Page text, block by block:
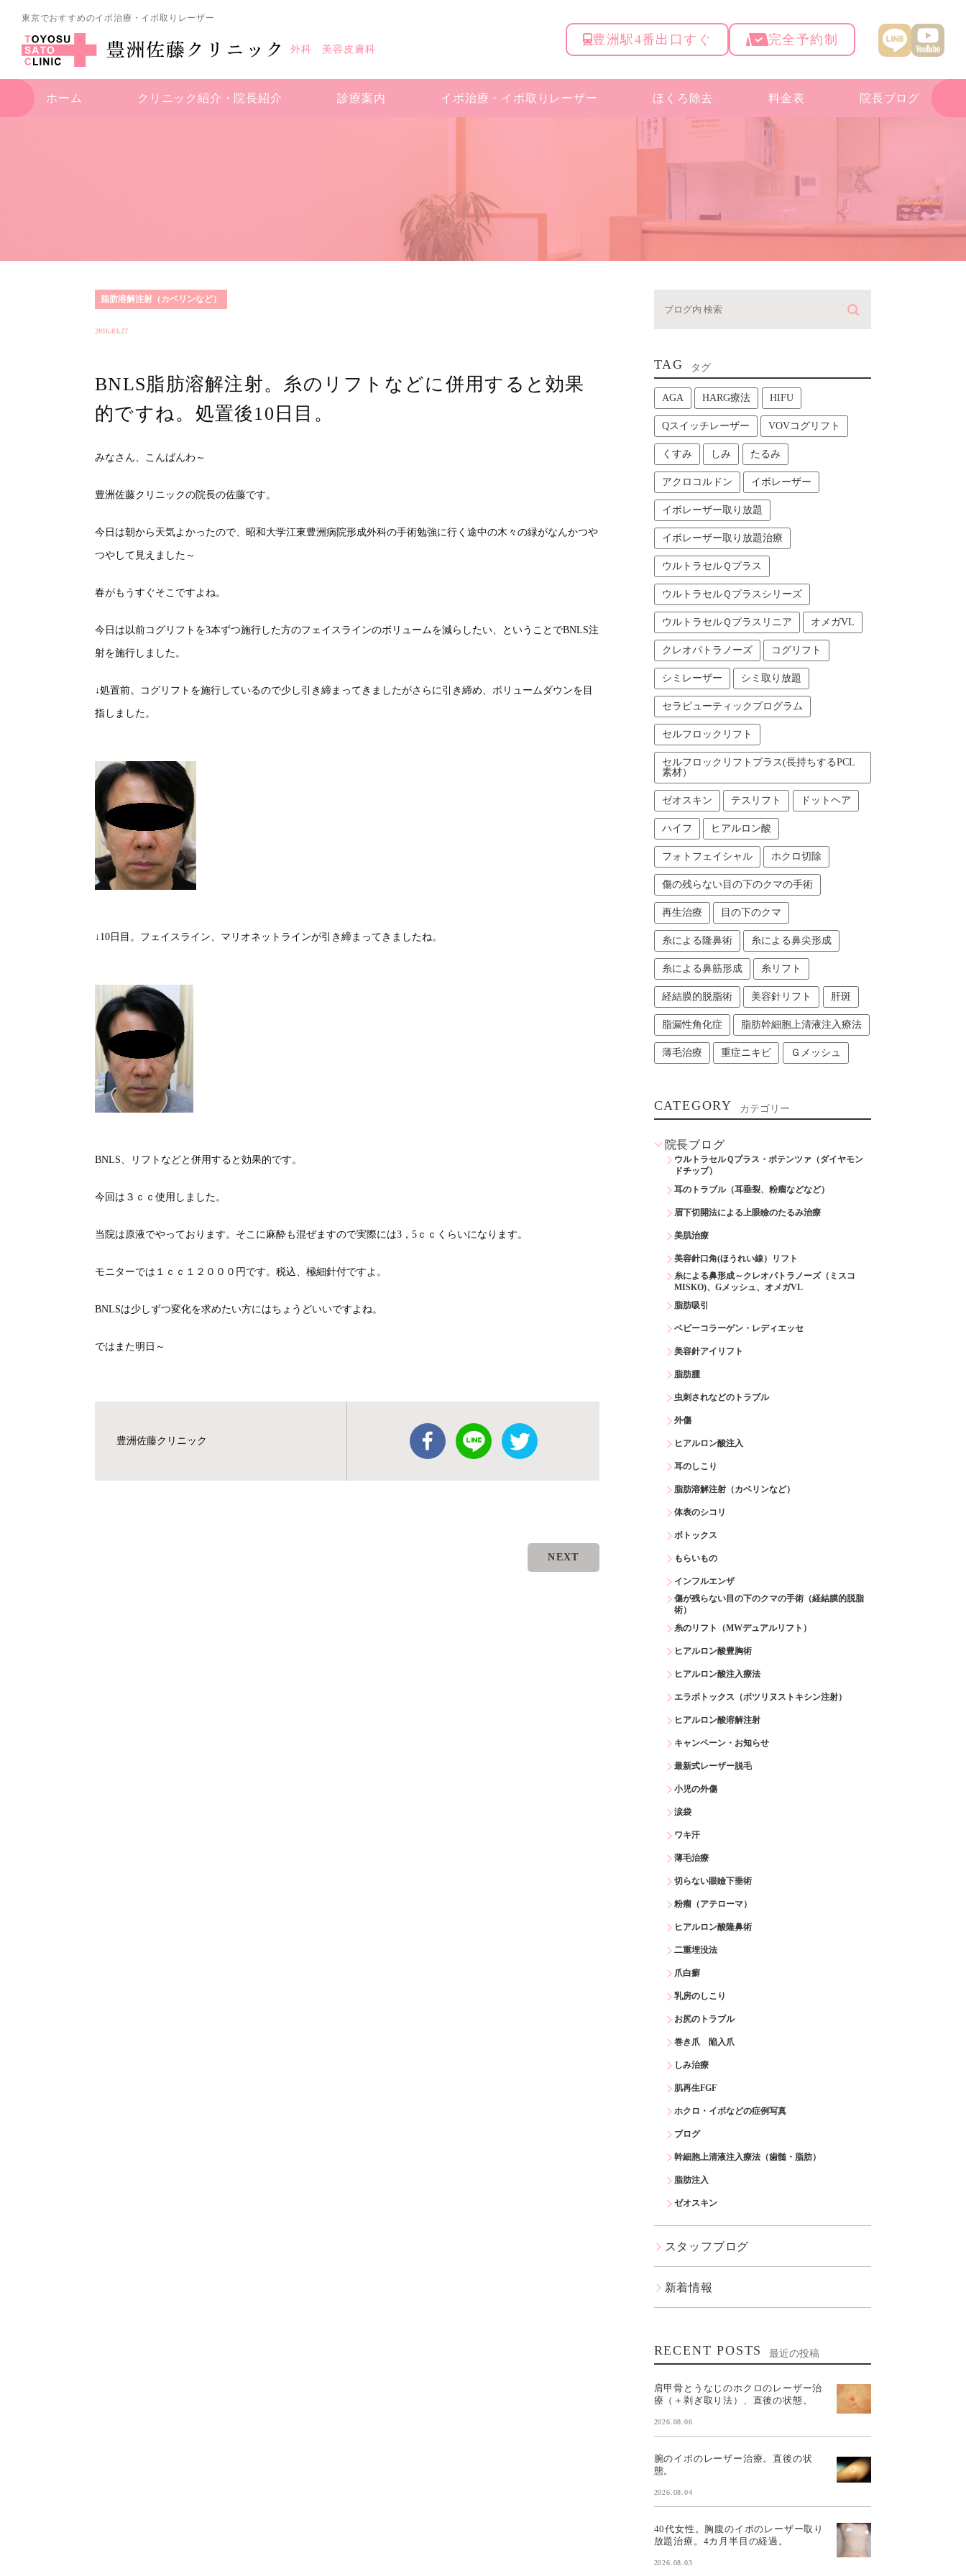
東京でおすすめのイボ治療・イボ取りレーザー
外科 美容皮膚科
豊洲駅4番出口すぐ 完全予約制
ホーム クリニック紹介・ 院長紹介 診療案内 イボ治療・ イボ取りレーザー ほくろ除去 料金表 院長ブログ
脂肪溶解注射（カベリンなど）
2016.03.27
BNLS脂肪溶解注射。糸のリフトなどに併用すると効果
的ですね。処置後10日目。
みなさん、こんばんわ～
豊洲佐藤クリニックの院長の佐藤です。
今日は朝から天気よかったので、昭和大学江東豊洲病院形成外科の手術勉強に行く途中の木々の緑がなんかつや
つやして見えました～
春がもうすぐそこですよね。
今日は以前コグリフトを3本ずつ施行した方のフェイスラインのボリュームを減らしたい、ということでBNLS注
射を施行しました。
↓処置前。コグリフトを施行しているので少し引き締まってきましたがさらに引き締め、ボリュームダウンを目
指しました。
↓10日目。フェイスライン、マリオネットラインが引き締まってきましたね。
BNLS、リフトなどと併用すると効果的です。
今回は３ｃｃ使用しました。
当院は原液でやっております。そこに麻酔も混ぜますので実際には3，5ｃｃくらいになります。
モニターでは１ｃｃ１２０００円です。税込、極細針付ですよ。
BNLSは少しずつ変化を求めたい方にはちょうどいいですよね。
ではまた明日～
豊洲佐藤クリニック
NEXT
TAG タグ
AGA HARG療法 HIFU
Qスイッチレーザー VOVコグリフト
くすみ しみ たるみ
アクロコルドン イボレーザー
イボレーザー取り放題
イボレーザー取り放題治療
ウルトラセルＱプラス
ウルトラセルＱプラスシリーズ
ウルトラセルＱプラスリニア オメガVL
クレオパトラノーズ コグリフト
シミレーザー シミ取り放題
セラピューティックプログラム
セルフロックリフト
セルフロックリフトプラス(長持ちするPCL
素材）
ゼオスキン テスリフト ドットヘア
ハイフ ヒアルロン酸
フォトフェイシャル ホクロ切除
傷の残らない目の下のクマの手術
再生治療 目の下のクマ
糸による隆鼻術 糸による鼻尖形成
糸による鼻筋形成 糸リフト
経結膜的脱脂術 美容針リフト 肝斑
脂漏性角化症 脂肪幹細胞上清液注入療法
薄毛治療 重症ニキビ Ｇメッシュ
CATEGORY カテゴリー
院長ブログ
ウルトラセルＱプラス・ポテンツァ（ダイヤモン
ドチップ）
耳のトラブル（耳垂裂、粉瘤などなど）
眉下切開法による上眼瞼のたるみ治療
美肌治療
美容針口角(ほうれい線）リフト
糸による鼻形成～クレオパトラノーズ（ミスコ
MISKO)、Gメッシュ、オメガVL
脂肪吸引
ベビーコラーゲン・レディエッセ
美容針アイリフト
脂肪腫
虫刺されなどのトラブル
外傷
ヒアルロン酸注入
耳のしこり
脂肪溶解注射（カベリンなど）
体表のシコリ
ボトックス
もらいもの
インフルエンザ
傷が残らない目の下のクマの手術（経結膜的脱脂
術）
糸のリフト（MWデュアルリフト）
ヒアルロン酸豊胸術
ヒアルロン酸注入療法
エラボトックス（ボツリヌストキシン注射）
ヒアルロン酸溶解注射
キャンペーン・お知らせ
最新式レーザー脱毛
小児の外傷
涙袋
ワキ汗
薄毛治療
切らない眼瞼下垂術
粉瘤（アテローマ）
ヒアルロン酸隆鼻術
二重埋没法
爪白癬
乳房のしこり
お尻のトラブル
巻き爪 陥入爪
しみ治療
肌再生FGF
ホクロ・イボなどの症例写真
ブログ
幹細胞上清液注入療法（歯髄・脂肪）
脂肪注入
ゼオスキン
スタッフブログ
新着情報
RECENT POSTS 最近の投稿
肩甲骨とうなじのホクロのレーザー治
療（＋剥ぎ取り法）、直後の状態。
2026.08.06
腕のイボのレーザー治療。直後の状
態。
2026.08.04
40代女性。胸腹のイボのレーザー取り
放題治療。4カ月半目の経過。
2026.08.03